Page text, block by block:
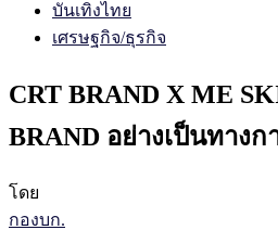
บันเทิงไทย
เศรษฐกิจ/ธุรกิจ
CRT BRAND X ME
BRAND อย่างเป็นทางก
โดย
กองบก.